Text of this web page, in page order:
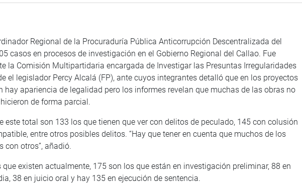
Regional de la Procuraduría Pública Anticorrupción Descentralizada del
casos en procesos de investigación en el Gobierno Regional del Callao. Fue
la Comisión Multipartidaria encargada de Investigar las Presuntas Irregularidades
el legislador Percy Alcalá (FP), ante cuyos integrantes detalló que en los proyectos
hay apariencia de legalidad pero los informes revelan que muchas de las obras no
de forma parcial.
este total son 133 los que tienen que ver con delitos de peculado, 145 con colusión
entre otros posibles delitos. “Hay que tener en cuenta que muchos de los
con otros”, añadió.
existen actualmente, 175 son los que están en investigación preliminar, 88 en
38 en juicio oral y hay 135 en ejecución de sentencia.